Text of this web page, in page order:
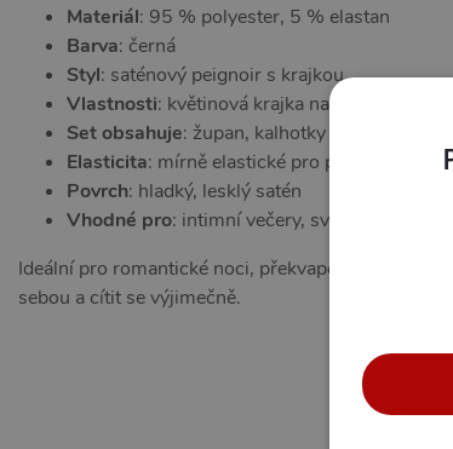
Materiál: 95 % polyester, 5 % elastan
Barva: černá
Styl: saténový peignoir s krajkou
Vlastnosti: květinová krajka na zádech,
Set obsahuje: župan, kalhotky
Elasticita: mírně elastické pro pohodlné
Povrch: hladký, lesklý satén
Vhodné pro: intimní večery, svatební výbavu,
Ideální pro romantické noci, překvapení pro
sebou a cítit se výjimečně.